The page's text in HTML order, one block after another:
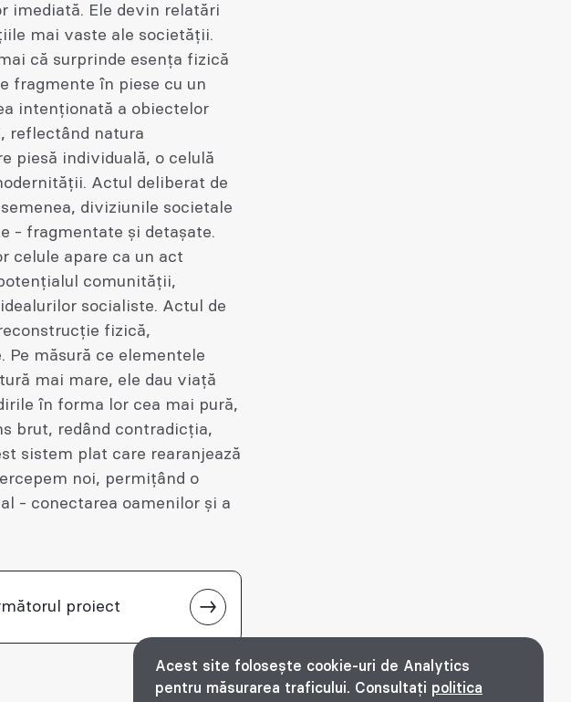
imediată. Ele devin relatări
mai vaste ale societății.
că surprinde esența fizică
fragmente în piese cu un
intenționată a obiectelor
reflectând natura
piesă individuală, o celulă
Actul deliberat de
diviziunile societale
- fragmentate și detașate.
celule apare ca un act
comunității,
socialiste. Actul de
fizică,
Pe măsură ce elementele
mai mare, ele dau viață
în forma lor cea mai pură,
brut, redând contradicția,
sistem plat care rearanjează
noi, permițând o
- conectarea oamenilor și a
proiect
Acest site folosește cookie-uri de Analytics
pentru măsurarea traficului. Consultați politica